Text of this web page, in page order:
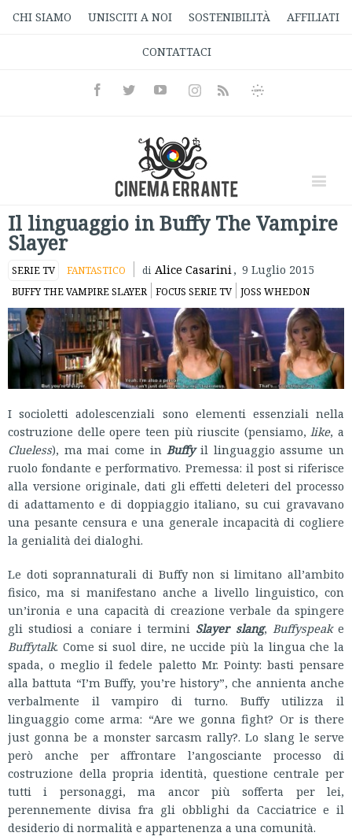
CHI SIAMO UNISCITI A NOI SOSTENIBILITÀ AFFILIATI
CONTATTACI
FacebookTwitterYoutubeInstagramRss
Informativa
Il linguaggio in Buffy The Vampire
Slayer
SERIE TV FANTASTICO di Alice Casarini, 9 Luglio 2015
BUFFY THE VAMPIRE SLAYER FOCUS SERIE TV JOSS WHEDON
I socioletti adolescenziali sono elementi essenziali nella
costruzione delle opere teen più riuscite (pensiamo,like, a
Clueless), ma mai come inBuffyil linguaggio assume un
ruolo fondante e performativo. Premessa: il post si riferisce
alla versione originale, dati gli effetti deleteri del processo
di adattamento e di doppiaggio italiano, su cui gravavano
una pesante censura e una generale incapacità di cogliere
la genialità dei dialoghi.
Le doti soprannaturali di Buffy non si limitano all’ambito
fisico, ma si manifestano anche a livello linguistico, con
un’ironia e una capacità di creazione verbale da spingere
gli studiosi a coniare i termini Slayer slang, Buffyspeake
Buffytalk. Come si suol dire, ne uccide più la lingua che la
spada, o meglio il fedele paletto Mr. Pointy: basti pensare
alla battuta “I’m Buffy, you’re history”, che annienta anche
verbalmente il vampiro di turno. Buffy utilizza il
linguaggio come arma: “Are we gonna fight? Or is there
just gonna be a monster sarcasm rally?. Lo slang le serve
però anche per affrontare l’angosciante processo di
costruzione della propria identità, questione centrale per
tutti i personaggi, ma ancor più sofferta per lei,
perennemente divisa fra gli obblighi da Cacciatrice e il
desiderio di normalità e appartenenza a una comunità.